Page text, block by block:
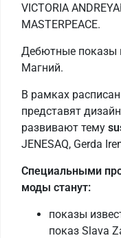
VICTORIA
MASTERPEACE.
Дебютные показы
Магний.
В рамках
представят
развивают тему
JENESAQ, Gerda
Специальными
моды станут:
показы
показ Slava